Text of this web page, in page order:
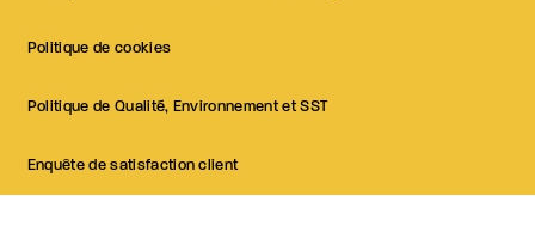
Politique de cookies
Politique de Qualité, Environnement et SST
Enquête de satisfaction client